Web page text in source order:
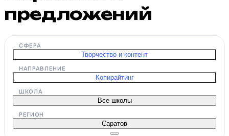
предложений
СФЕРА
Творчество и контент
НАПРАВЛЕНИЕ
Копирайтинг
ШКОЛА
Все школы
РЕГИОН
Саратов